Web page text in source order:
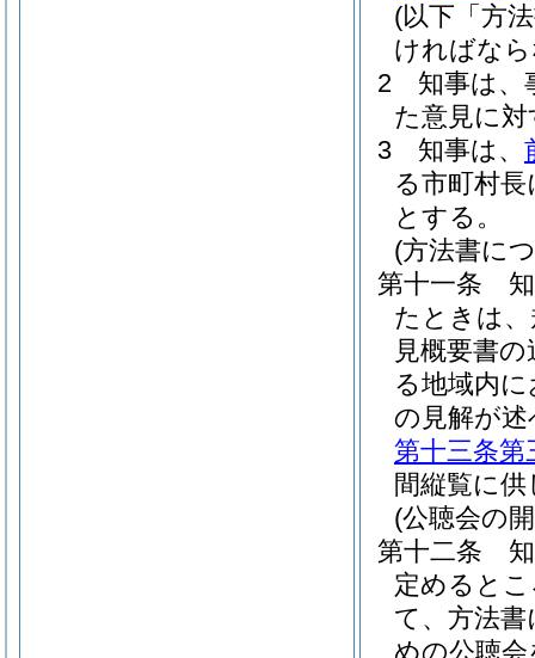
(以下「方
ければな
2
知事は、
た意見に
3
知事は、
る市町村
とする。
(方法書に
第十一条
たときは
見概要書
る地域内
の見解が
第十三条第
間縦覧に
(公聴会の
第十二条
定めると
て、方法
めの公聴